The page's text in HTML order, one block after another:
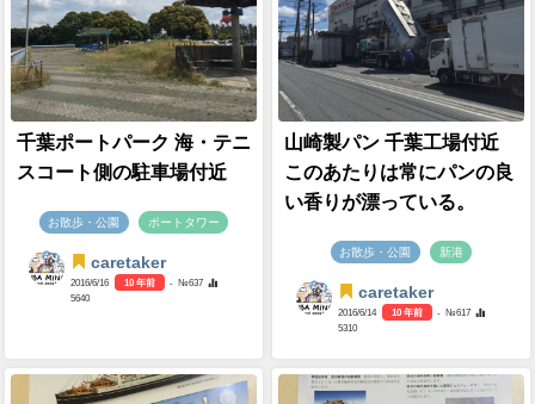
千葉ポートパーク 海・テニ
スコート側の駐車場付近
お散歩・公園 ポートタワー
caretaker
2016/6/16 10 年前
- №637
5640
山崎製パン 千葉工場付近
このあたりは常にパンの良
い香りが漂っている。
お散歩・公園 新港
caretaker
2016/6/14 10 年前
- №617
5310